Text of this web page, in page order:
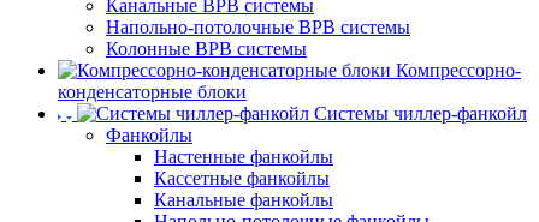
Канальные ВРВ системы
Напольно-потолочные ВРВ системы
Колонные ВРВ системы
Компрессорно-
конденсаторные блоки
Системы чиллер-фанкойл
Фанкойлы
Настенные фанкойлы
Кассетные фанкойлы
Канальные фанкойлы